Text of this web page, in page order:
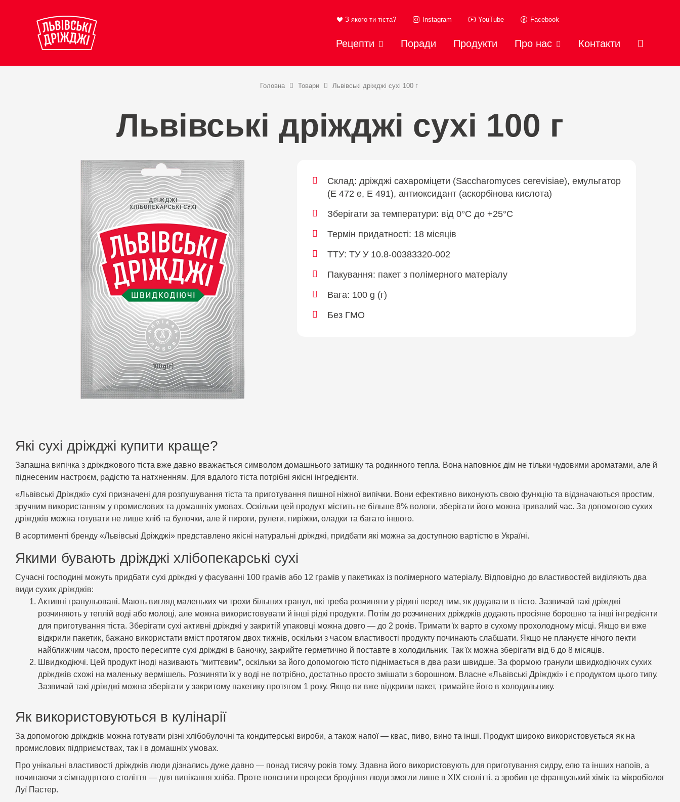
З якого ти тіста? Instagram YouTube Facebook
Рецепти Поради Продукти Про нас Контакти
Головна Товари Львівські дріжджі сухі 100 г
Львівські дріжджі сухі 100 г
Склад: дріжджі сахароміцети (Saccharomyces cerevisiae), емульгатор
(Е 472 е, Е 491), антиоксидант (аскорбінова кислота)
Зберігати за температури: від 0°C до +25°C
Термін придатності: 18 місяців
TTУ: ТУ У 10.8-00383320-002
Пакування: пакет з полімерного матеріалу
Вага: 100 g (г)
Без ГМО
Які сухі дріжджі купити краще?
Запашна випічка з дріжджового тіста вже давно вважається символом домашнього затишку та родинного тепла. Вона наповнює дім не тільки чудовими ароматами, але й
піднесеним настроєм, радістю та натхненням. Для вдалого тіста потрібні якісні інгредієнти.
«Львівські Дріжджі» сухі призначені для розпушування тіста та приготування пишної ніжної випічки. Вони ефективно виконують свою функцію та відзначаються простим,
зручним використанням у промислових та домашніх умовах. Оскільки цей продукт містить не більше 8% вологи, зберігати його можна тривалий час. За допомогою сухих
дріжджів можна готувати не лише хліб та булочки, але й пироги, рулети, пиріжки, оладки та багато іншого.
В асортименті бренду «Львівські Дріжджі» представлено якісні натуральні дріжджі, придбати які можна за доступною вартістю в Україні.
Якими бувають дріжджі хлібопекарські сухі
Сучасні господині можуть придбати сухі дріжджі у фасуванні 100 грамів або 12 грамів у пакетиках із полімерного матеріалу. Відповідно до властивостей виділяють два
види сухих дріжджів:
Активні гранульовані. Мають вигляд маленьких чи трохи більших гранул, які треба розчиняти у рідині перед тим, як додавати в тісто. Зазвичай такі дріжджі
розчиняють у теплій воді або молоці, але можна використовувати й інші рідкі продукти. Потім до розчинених дріжджів додають просіяне борошно та інші інгредієнти
для приготування тіста. Зберігати сухі активні дріжджі у закритій упаковці можна довго — до 2 років. Тримати їх варто в сухому прохолодному місці. Якщо ви вже
відкрили пакетик, бажано використати вміст протягом двох тижнів, оскільки з часом властивості продукту починають слабшати. Якщо не плануєте нічого пекти
найближчим часом, просто пересипте сухі дріжджі в баночку, закрийте герметично й поставте в холодильник. Так їх можна зберігати від 6 до 8 місяців.
Швидкодіючі. Цей продукт іноді називають “миттєвим”, оскільки за його допомогою тісто піднімається в два рази швидше. За формою гранули швидкодіючих сухих
дріжджів схожі на маленьку вермішель. Розчиняти їх у воді не потрібно, достатньо просто змішати з борошном. Власне «Львівські Дріжджі» і є продуктом цього типу.
Зазвичай такі дріжджі можна зберігати у закритому пакетику протягом 1 року. Якщо ви вже відкрили пакет, тримайте його в холодильнику.
Як використовуються в кулінарії
За допомогою дріжджів можна готувати різні хлібобулочні та кондитерські вироби, а також напої — квас, пиво, вино та інші. Продукт широко використовується як на
промислових підприємствах, так і в домашніх умовах.
Про унікальні властивості дріжджів люди дізнались дуже давно — понад тисячу років тому. Здавна його використовують для приготування сидру, елю та інших напоїв, а
починаючи з сімнадцятого століття — для випікання хліба. Проте пояснити процеси бродіння люди змогли лише в XIX столітті, а зробив це французький хімік та мікробіолог
Луї Пастер.